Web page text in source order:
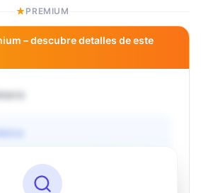
PREMIUM
– descubre detalles de este